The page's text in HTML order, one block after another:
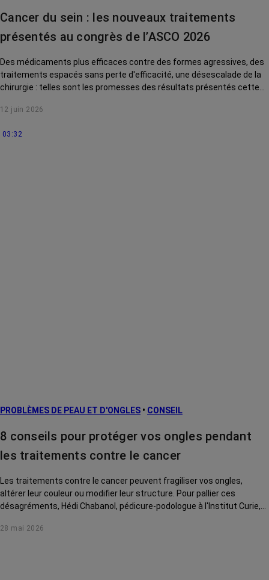
La vie autour
Cancer du sein : les nouveaux traitements
présentés au congrès de l’ASCO 2026
Des médicaments plus efficaces contre des formes agressives, des
traitements espacés sans perte d'efficacité, une désescalade de la
chirurgie : telles sont les promesses des résultats présentés cette
cancer du sein. Tour d'horizon des avancées qui pourraient
12 juin 2026
03:32
PROBLÈMES DE PEAU ET D'ONGLES • CONSEIL
8 conseils pour protéger vos ongles pendant
les traitements contre le cancer
Les traitements contre le cancer peuvent fragiliser vos ongles,
altérer leur couleur ou modifier leur structure. Pour pallier ces
désagréments, Hédi Chabanol, pédicure-podologue à l'Institut Curie,
28 mai 2026